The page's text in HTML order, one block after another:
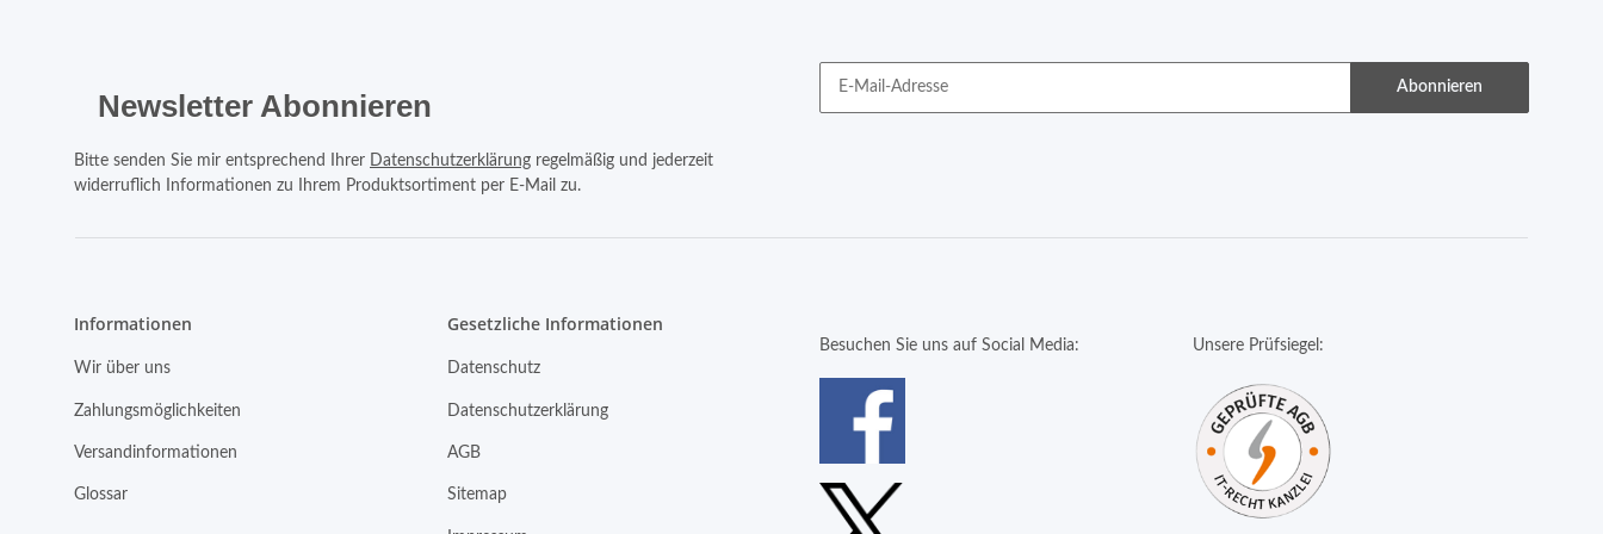
Newsletter Abonnieren
Bitte senden Sie mir entsprechend Ihrer Datenschutzerklärung regelmäßig und jederzeit
widerruflich Informationen zu Ihrem Produktsortiment per E-Mail zu.
Abonnieren
Informationen
Wir über uns
Zahlungsmöglichkeiten
Versandinformationen
Glossar
Gesetzliche Informationen
Datenschutz
Datenschutzerklärung
AGB
Sitemap
Besuchen Sie uns auf Social Media: Unsere Prüfsiegel: